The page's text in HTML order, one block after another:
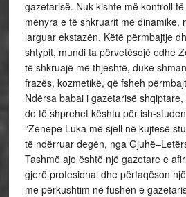
gazetarisë. Nuk kishte më kontroll
mënyra e të shkruarit më dinamike,
larguar ekstazën. Këtë përmbajtje
shtypit, mundi ta përvetësojë edhe
të shkruajë më thjeshtë, duke
frazës, kozmetikë, që fsheh
Ndërsa babai i gazetarisë
do të shprehet kështu për ish-
”Zenepe Luka më sjell në kujtesë
të ndërruar degën, nga
Tashmë ajo është një gazetare e
gjerë profesional dhe përfaqëson
me përkushtim në fushën e